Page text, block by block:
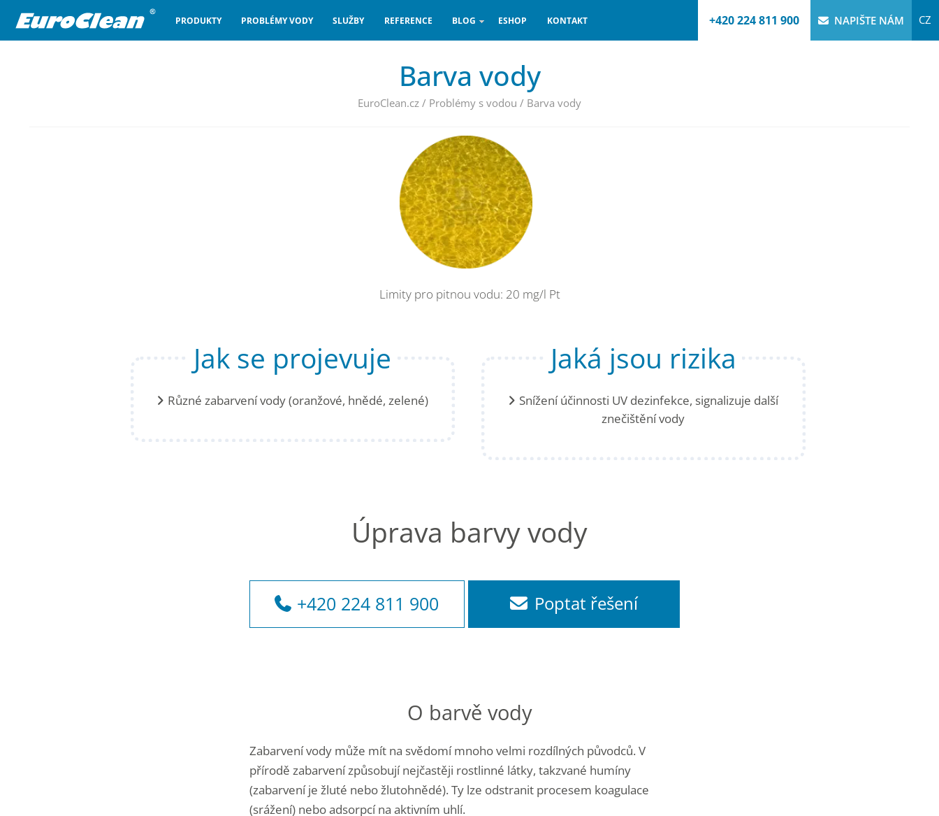
PRODUKTY PROBLÉMY VODY SLUŽBY REFERENCE BLOG ESHOP KONTAKT CZ
NAPIŠTE NÁM
+420 224 811 900
Barva vody
EuroClean.cz / Problémy s vodou / Barva vody
Limity pro pitnou vodu: 20 mg/l Pt
Jak se projevuje
Různé zabarvení vody (oranžové, hnědé, zelené)
Jaká jsou rizika
Snížení účinnosti UV dezinfekce, signalizuje další
znečištění vody
Úprava barvy vody
+420 224 811 900 Poptat řešení
O barvě vody
Zabarvení vody může mít na svědomí mnoho velmi rozdílných původců. V
přírodě zabarvení způsobují nejčastěji rostlinné látky, takzvané humíny
(zabarvení je žluté nebo žlutohnědé). Ty lze odstranit procesem koagulace
(srážení) nebo adsorpcí na aktivním uhlí.